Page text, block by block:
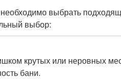
выбрать
выбор:
крутых или неровных
бани.